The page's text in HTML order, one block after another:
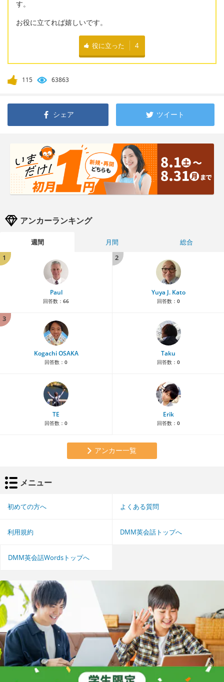
す。
お役に立てれば嬉しいです。
役に立った 4
115 63863
シェア ツイート
アンカーランキング
週間 月間
総合
1
Paul
回答数： 66
2
Yuya J. Kato
回答数： 0
3
Kogachi OSAKA
回答数： 0
Taku
回答数： 0
TE
回答数： 0
Erik
回答数： 0
アンカー一覧
メニュー
初めての方へ よくある質問
利用規約 DMM英会話トップへ
DMM英会話Wordsトップへ